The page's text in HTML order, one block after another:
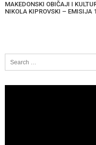
MAKEDONSKI OBIČAJI I
NIKOLA KIPROVSKI – EMISIJA 1
for: